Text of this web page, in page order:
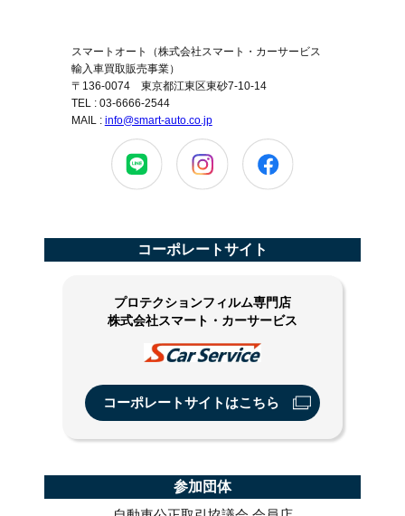
スマートオート（株式会社スマート・カーサービス
輸入車買取販売事業）
〒136-0074 東京都江東区東砂7-10-14
TEL : 03-6666-2544
MAIL : info@smart-auto.co.jp
コーポレートサイト
プロテクションフィルム専門店
株式会社スマート・カーサービス
コーポレートサイトはこちら
参加団体